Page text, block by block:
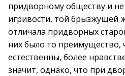
придворному обществу и не
игривости, той брызжущей
отличала придворных
них было то преимущество,
естественны, более
значит, однако, что при